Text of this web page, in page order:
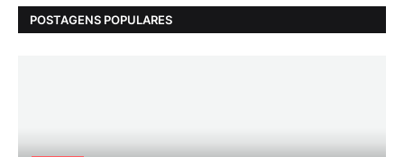
POSTAGENS POPULARES